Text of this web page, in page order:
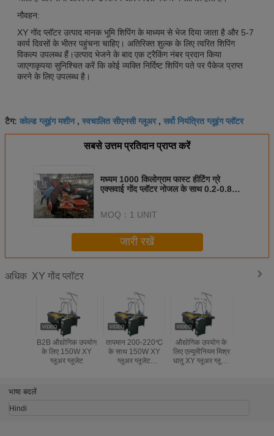
नौवहन:
XY गोंद प्लॉटर उत्पाद मानक भूमि शिपिंग के माध्यम से भेज दिया जाता है और 5-7
कार्य दिवसों के भीतर पहुंचना चाहिए। अतिरिक्त शुल्क के लिए त्वरित शिपिंग
विकल्प उपलब्ध हैं।उत्पाद भेजने के बाद एक ट्रैकिंग नंबर प्रदान किया
जाएगाकृपया सुनिश्चित करें कि कोई व्यक्ति निर्दिष्ट शिपिंग पते पर पैकेज प्राप्त
करने के लिए उपलब्ध है।
टैग: कोल्ड ग्लूइंग मशीन, स्वचालित सीएनसी ग्लूअर, सर्वो नियंत्रित ग्लूइंग प्लॉटर
सबसे उत्तम प्रतिदान प्राप्त करें
मध्यम 1000 किलोग्राम फास्ट हीटिंग ग्रे
एक्सवाई गोंद प्लॉटर नोजल के साथ 0.2-0.8
MOQ： 1 UNIT
जारी रखें
अधिक XY गोंद प्लॉटर
B2B औद्योगिक उपयोग
के लिए 150W XY
ग्लूअर ग्लूजेट
तापमान 200-220℃
के साथ 150W XY
ग्लूअर ग्लूजेट
औद्योगिक उपयोग के
लिए एल्यूमीनियम मिश्र
धातु XY ग्लूअर ग्लूजेट
भाषा बदलें
Hindi